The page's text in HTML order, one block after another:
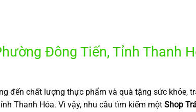
Đông Tiến, Tỉnh Thanh
đến chất lượng thực phẩm và quà tặng sức khỏe,
Thanh Hóa. Vì vậy, nhu cầu tìm kiếm một Shop